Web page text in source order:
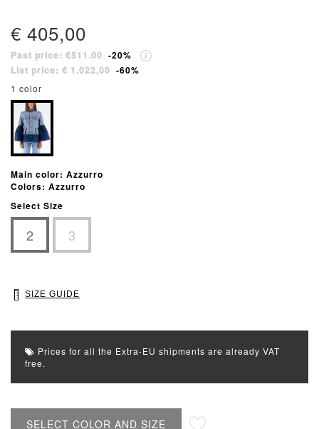
€ 405,00
Past price: €511.00 -20%
List price: € 1.022,00 -60%
1 color
Main color: Azzurro
Colors: Azzurro
Select Size
2 3
SIZE GUIDE
Prices for all the Extra-EU shipments are already VAT
free.
SELECT COLOR AND SIZE